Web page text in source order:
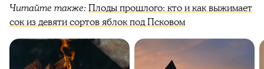
Читайте также:Плоды прошлого: кто и как выжимает
сок из девяти сортов яблок под Псковом